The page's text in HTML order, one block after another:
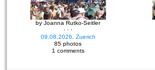
by Joanna Rutko-Seitler
· · ·
09.08.2026, Zuerich
85 photos
1 comments